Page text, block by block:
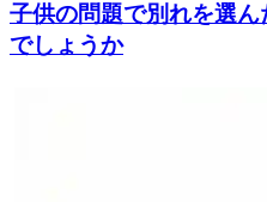
子供の問題で別れを選
でしょうか